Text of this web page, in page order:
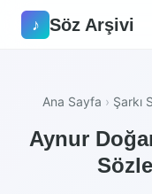
♪ Söz Arşivi
Ana Sayfa › Şarkı
Aynur